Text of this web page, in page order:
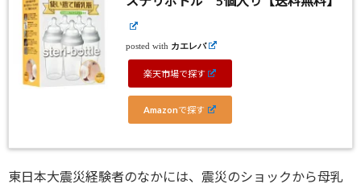
posted with カエレバ
楽天市場で探す
Amazonで探す
東日本大震災経験者のなかには、震災のショックから母乳